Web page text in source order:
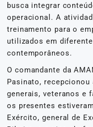
busca integrar
operacional. A
treinamento para o
utilizados em
contemporâneos.
O comandante da
Pasinato,
generais, veteranos e
os presentes
Exército, general de